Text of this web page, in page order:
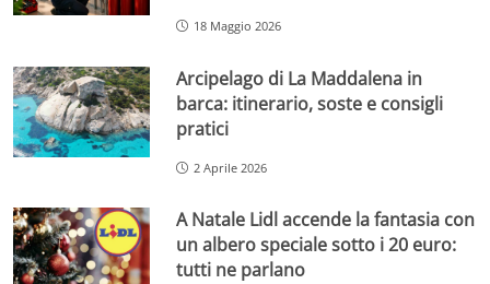
18 Maggio 2026
Arcipelago di La Maddalena in
barca: itinerario, soste e consigli
pratici
2 Aprile 2026
A Natale Lidl accende la fantasia con
un albero speciale sotto i 20 euro:
tutti ne parlano